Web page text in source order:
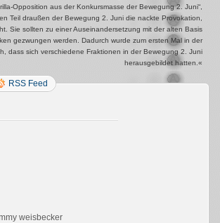
Opposition aus der Konkursmasse der Bewegung 2. Juni“,
Teil draußen der Bewegung 2. Juni die nackte Provokation,
Sie sollten zu einer Auseinandersetzung mit der alten Basis
gezwungen werden. Dadurch wurde zum ersten Mal in der
dass sich verschiedene Fraktionen in der Bewegung 2. Juni
herausgebildet hatten.«
RSS Feed
weisbecker